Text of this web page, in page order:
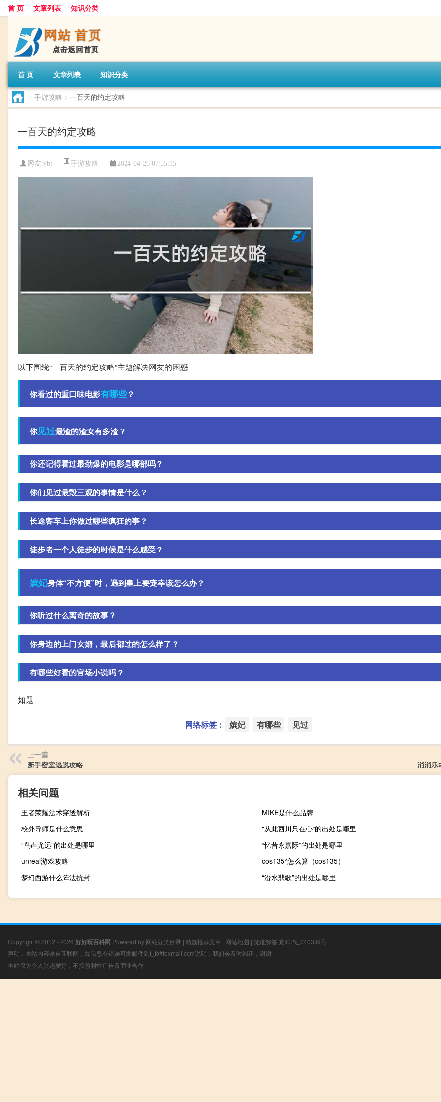
首 页 文章列表 知识分类
首 页 文章列表 知识分类
> 手游攻略 > 一百天的约定攻略
一百天的约定攻略
网友:ybt 手游攻略 2024-04-26 07:55:15
以下围绕“一百天的约定攻略”主题解决网友的困惑
你看过的重口味电影有哪些？
你见过最渣的渣女有多渣？
你还记得看过最劲爆的电影是哪部吗？
你们见过最毁三观的事情是什么？
长途客车上你做过哪些疯狂的事？
徒步者一个人徒步的时候是什么感受？
嫔妃身体“不方便”时，遇到皇上要宠幸该怎么办？
你听过什么离奇的故事？
你身边的上门女婿，最后都过的怎么样了？
有哪些好看的官场小说吗？
如题
网络标签： 嫔妃 有哪些 见过
上一篇
新手密室逃脱攻略
消消乐
相关问题
王者荣耀法术穿透解析
MIKE是什么品牌
校外导师是什么意思
“从此西川只在心”的出处是哪里
“鸟声尤远”的出处是哪里
“忆昔永嘉际”的出处是哪里
unreal游戏攻略
cos135°怎么算（cos135）
梦幻西游什么阵法抗封
“汾水悲歌”的出处是哪里
Copyright © 2012 - 2026 好好玩百科网 Powered by 网站分类目录 | 精选推荐文章 | 网站地图 | 疑难解答 京ICP证040389号
声明：本站内容来自互联网，如信息有错误可发邮件到f_fb#foxmail.com说明，我们会及时纠正，谢谢
本站仅为个人兴趣爱好，不接盈利性广告及商业合作